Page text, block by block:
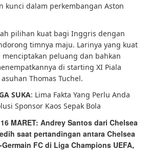
kunci dalam perkembangan Aston
pilihan kuat bagi Inggris dengan
timnya maju. Larinya yang kuat
peluang dan bahkan
di starting XI Piala
Thomas Tuchel.
SUKA: Lima Fakta Yang Perlu Anda
Sponsor Kaos Sepak Bola
16 MARET: Andrey Santos dari Chelsea
saat pertandingan antara Chelsea
FC di Liga Champions UEFA,